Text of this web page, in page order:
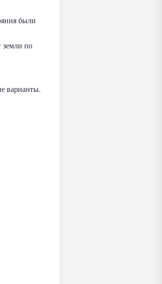
были
земли по
варианты.